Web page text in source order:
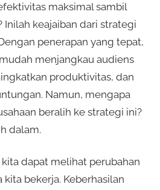
maksimal sambil
Inilah keajaiban dari strategi
penerapan yang tepat,
menjangkau audiens
produktivitas, dan
Namun, mengapa
beralih ke strategi ini?
dalam.
dapat melihat perubahan
bekerja. Keberhasilan